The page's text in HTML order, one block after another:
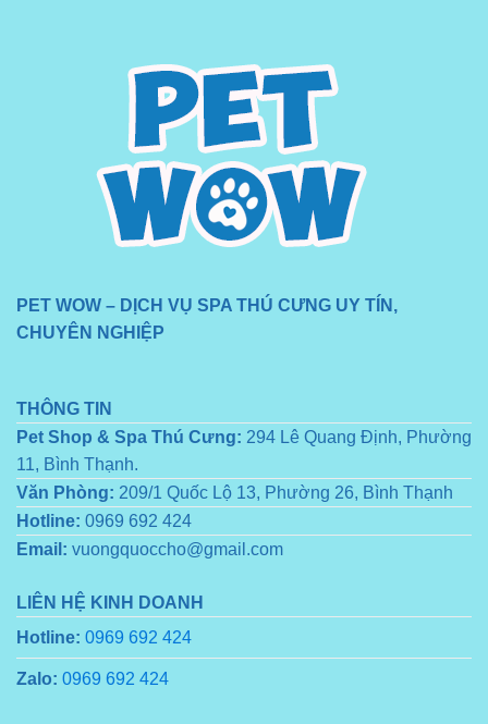
PET WOW – DỊCH VỤ SPA THÚ CƯNG UY TÍN,
CHUYÊN NGHIỆP
THÔNG TIN
Pet Shop & Spa Thú Cưng: 294 Lê Quang Định, Phường
11, Bình Thạnh.
Văn Phòng: 209/1 Quốc Lộ 13, Phường 26, Bình Thạnh
Hotline: 0969 692 424
Email: vuongquoccho@gmail.com
LIÊN HỆ KINH DOANH
Hotline: 0969 692 424
Zalo: 0969 692 424